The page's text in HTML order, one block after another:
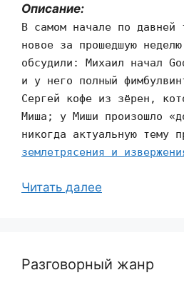
Описание:
В самом начале по давней
новое за прошедшую
обсудили: Михаил начал
и у него полный
Сергей кофе из зёрен,
Миша; у Миши произошло
никогда актуальную тему
землетрясения и
Читать далее
Разговорный жанр